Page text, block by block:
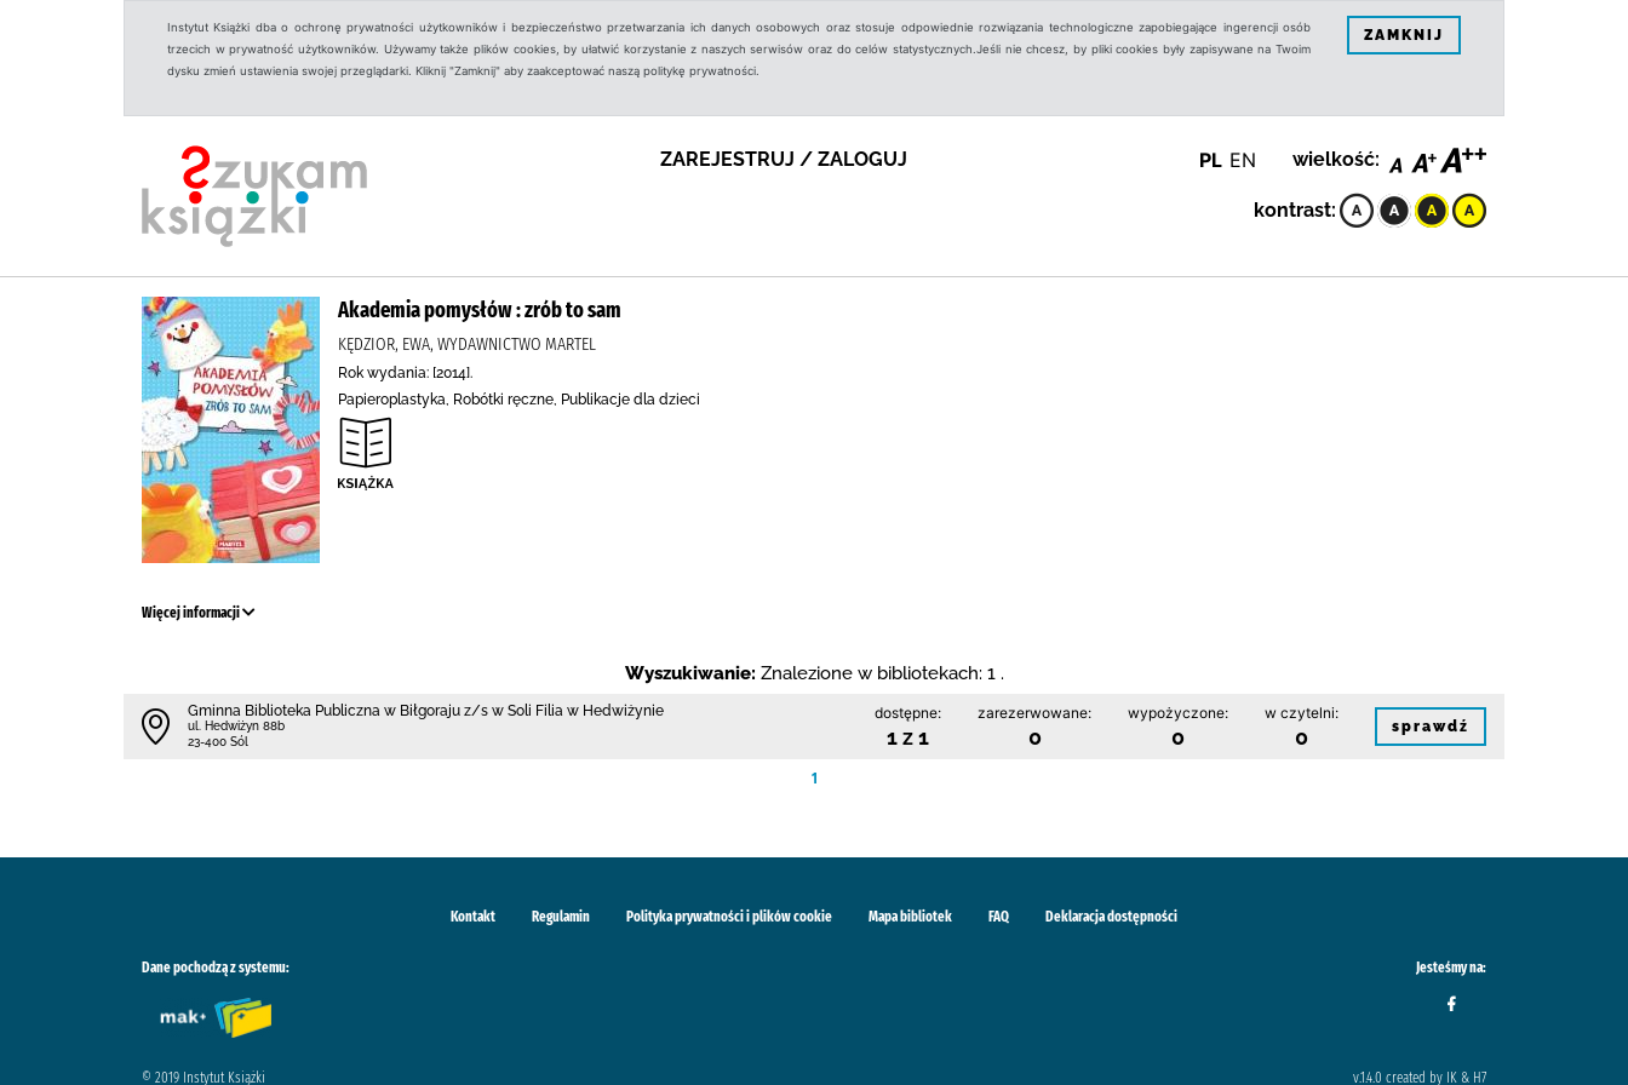
Instytut Książki dba o ochronę prywatności użytkowników i bezpieczeństwo przetwarzania ich danych osobowych oraz stosuje odpowiednie rozwiązania technologiczne zapobiegające ingerencji osób
trzecich w prywatność użytkowników. Używamy także plików cookies, by ułatwić korzystanie z naszych serwisów oraz do celów statystycznych.Jeśli nie chcesz, by pliki cookies były zapisywane na Twoim
dysku zmień ustawienia swojej przeglądarki. Kliknij "Zamknij" aby zaakceptować naszą politykę prywatności.
ZAMKNIJ
ZAREJESTRUJ / ZALOGUJ PL EN wielkość:
kontrast:
Akademia pomysłów : zrób to sam
KĘDZIOR, EWA, WYDAWNICTWO MARTEL
Rok wydania: [2014].
Papieroplastyka, Robótki ręczne, Publikacje dla dzieci
Więcej informacji
Wyszukiwanie: Znalezione w bibliotekach: 1 .
Gminna Biblioteka Publiczna w Biłgoraju z/s w Soli Filia w Hedwiżynie
ul. Hedwiżyn 88b
23-400 Sól
dostępne:
1 z 1
zarezerwowane:
0
wypożyczone:
0
w czytelni:
0 sprawdź
1
Kontakt Regulamin Polityka prywatności i plików cookie Mapa bibliotek FAQ Deklaracja dostępności
Dane pochodzą z systemu: Jesteśmy na:
© 2019 Instytut Książki v.1.4.0 created by IK & H7